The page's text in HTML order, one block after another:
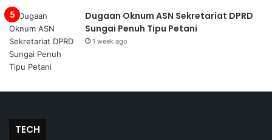
Dugaan Oknum ASN Sekretariat DPRD
Sungai Penuh Tipu Petani
1 week ago
TECH